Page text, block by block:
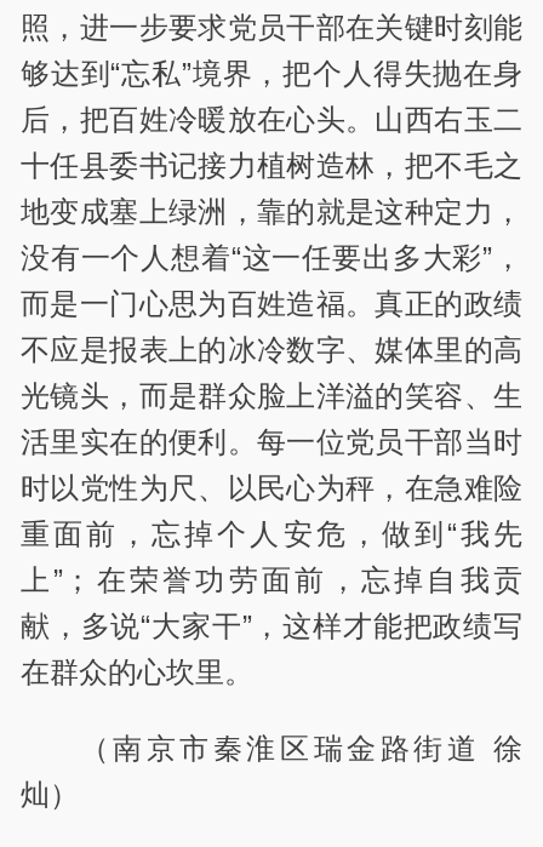
照，进一步要求党员干部在关键时刻能
够达到“忘私”境界，把个人得失抛在身
后，把百姓冷暖放在心头。山西右玉二
十任县委书记接力植树造林，把不毛之
地变成塞上绿洲，靠的就是这种定力，
没有一个人想着“这一任要出多大彩”，
而是一门心思为百姓造福。真正的政绩
不应是报表上的冰冷数字、媒体里的高
光镜头，而是群众脸上洋溢的笑容、生
活里实在的便利。每一位党员干部当时
时以党性为尺、以民心为秤，在急难险
重面前，忘掉个人安危，做到“我先
上”；在荣誉功劳面前，忘掉自我贡
献，多说“大家干”，这样才能把政绩写
在群众的心坎里。
（南京市秦淮区瑞金路街道 徐
灿）